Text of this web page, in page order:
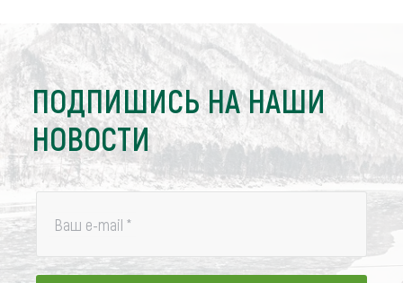
ПОДПИШИСЬ НА НАШИ
НОВОСТИ
Ваш e-mail *